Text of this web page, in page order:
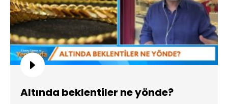
Altında beklentiler ne yönde?